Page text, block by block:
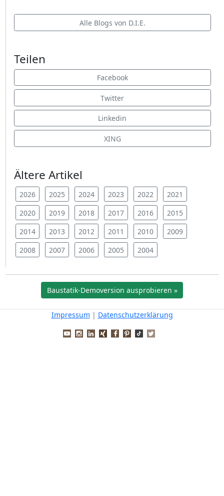
Alle Blogs von D.I.E.
Teilen
Facebook
Twitter
Linkedin
XING
Ältere Artikel
2026 2025 2024 2023 2022
2021
2020
2019 2018 2017 2016
2015
2014
2013 2012 2011 2010
2009
2008
2007 2006 2005 2004
Baustatik-Demoversion ausprobieren »
Impressum | Datenschutzerklärung